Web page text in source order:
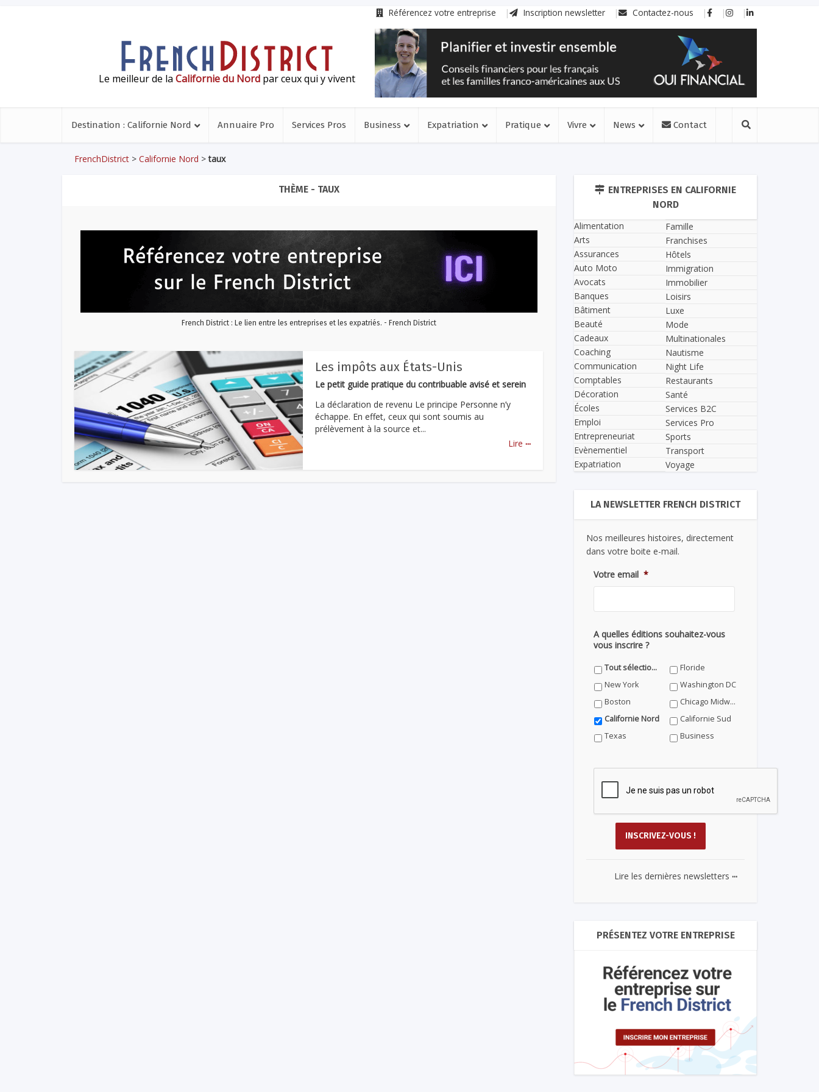
Référencez votre entreprise Inscription newsletter Contactez-nous
Le meilleur de la Californie du Nord par ceux qui y vivent
Destination : Californie Nord Annuaire Pro Services Pros Business Expatriation Pratique Vivre News Contact
FrenchDistrict > Californie Nord >taux
THÈME - TAUX
French District : Le lien entre les entreprises et les expatriés. - French District
Les impôts aux États-Unis
Le petit guide pratique du contribuable avisé et serein
La déclaration de revenu Le principe Personne n’y
échappe. En effet, ceux qui sont soumis au
prélèvement à la source et...
Lire ...
ENTREPRISES EN CALIFORNIE
NORD
Alimentation
Arts
Assurances
Auto Moto
Avocats
Banques
Bâtiment
Beauté
Cadeaux
Coaching
Communication
Comptables
Décoration
Écoles
Emploi
Entrepreneuriat
Evènementiel
Expatriation
Famille
Franchises
Hôtels
Immigration
Immobilier
Loisirs
Luxe
Mode
Multinationales
Nautisme
Night Life
Restaurants
Santé
Services B2C
Services Pro
Sports
Transport
Voyage
LA NEWSLETTER FRENCH DISTRICT
Nos meilleures histoires, directement
dans votre boite e-mail.
Votre email *
A quelles éditions souhaitez-vous
vous inscrire ?
Tout sélectionner
Floride
New York
Washington DC
Boston
Chicago Midwest
Californie Nord
Californie Sud
Texas
Business
Lire les dernières newsletters ...
PRÉSENTEZ VOTRE ENTREPRISE